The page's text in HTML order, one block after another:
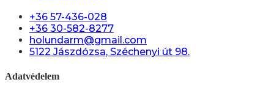
+36 57-436-028
+36 30-582-8277
holundarm@gmail.com
5122 Jászdózsa, Széchenyi út 98.
Adatvédelem